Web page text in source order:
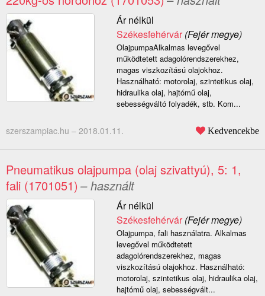
Ár nélkül
Székesfehérvár(Fejér megye)
OlajpumpaAlkalmas levegővel
működtetett adagolórendszerekhez,
magas viszkozítású olajokhoz.
Használható: motorolaj, szintetikus olaj,
hidraulika olaj, hajtómű olaj,
sebességváltó folyadék, stb. Kom...
szerszampiac.hu – 2018.01.11. Kedvencekbe
Pneumatikus olajpumpa (olaj szivattyú), 5: 1,
fali (1701051) – használt
Ár nélkül
Székesfehérvár(Fejér megye)
Olajpumpa, fali használatra. Alkalmas
levegővel működtetett
adagolórendszerekhez, magas
viszkozítású olajokhoz. Használható:
motorolaj, szintetikus olaj, hidraulika olaj,
hajtómű olaj, sebességvált...